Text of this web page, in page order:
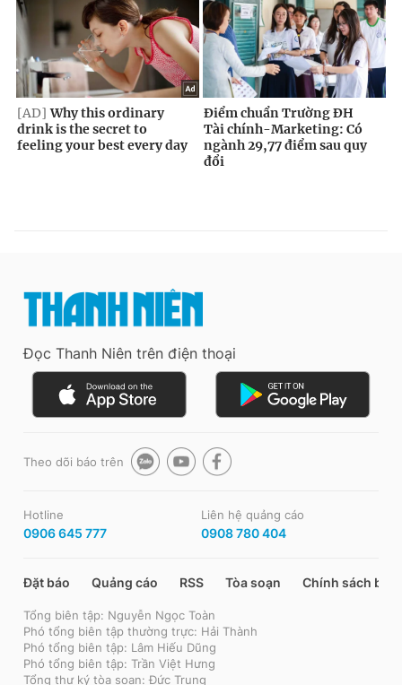
Đọc Thanh Niên trên điện thoại
Theo dõi báo trên
Hotline
0906 645 777
Liên hệ quảng cáo
0908 780 404
Đặt báo Quảng cáo RSS Tòa soạn Chính sách bảo
Tổng biên tập: Nguyễn Ngọc Toàn
Phó tổng biên tập thường trực: Hải Thành
Phó tổng biên tập: Lâm Hiếu Dũng
Phó tổng biên tập: Trần Việt Hưng
Tổng thư ký tòa soạn: Đức Trung